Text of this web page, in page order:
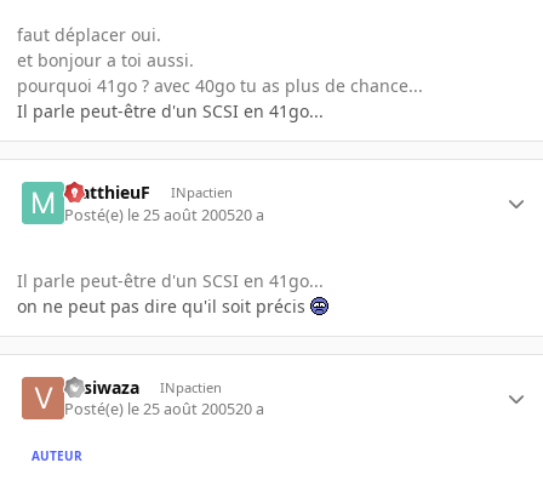
faut déplacer oui.
et bonjour a toi aussi.
pourquoi 41go ? avec 40go tu as plus de chance...
Il parle peut-être d'un SCSI en 41go...
MatthieuF INpactien
Posté(e) le 25 août 200520 a
Il parle peut-être d'un SCSI en 41go...
on ne peut pas dire qu'il soit précis
vasiwaza INpactien
Posté(e) le 25 août 200520 a
AUTEUR